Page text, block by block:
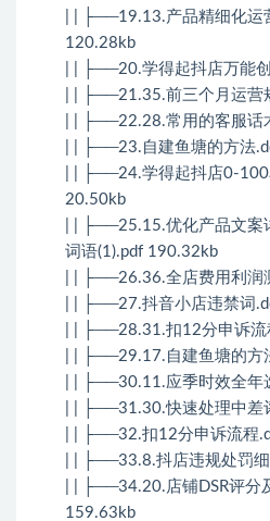
| | ├──19.13.产品精细化运
120.28kb
| | ├──20.学得起抖店万能
| | ├──21.35.前三个月运营
| | ├──22.28.常用的客服话
| | ├──23.自建鱼塘的方法
| | ├──24.学得起抖店0-
20.50kb
| | ├──25.15.优化产品文案
词语(1).pdf 190.32kb
| | ├──26.36.全店费用利润
| | ├──27.抖音小店违禁词
| | ├──28.31.扣12分申诉
| | ├──29.17.自建鱼塘的方
| | ├──30.11.应季时效全年
| | ├──31.30.快速处理中差
| | ├──32.扣12分申诉流程
| | ├──33.8.抖店违规处罚
| | ├──34.20.店铺DSR评分
159.63kb